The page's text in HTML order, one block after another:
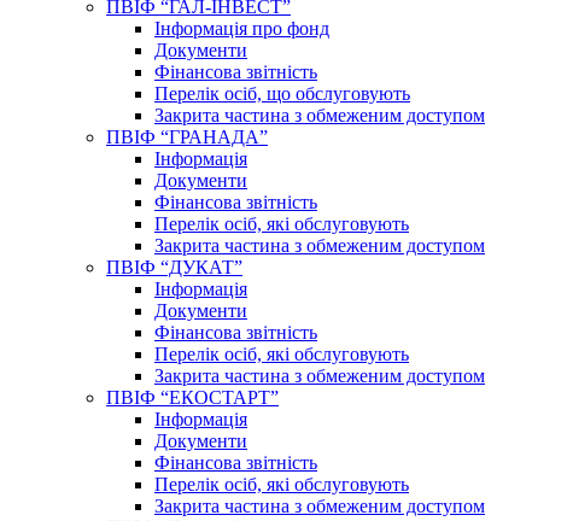
ПВІФ “ГАЛ-ІНВЕСТ”
Інформація про фонд
Документи
Фінансова звітність
Перелік осіб, що обслуговують
Закрита частина з обмеженим доступом
ПВІФ “ГРАНАДА”
Інформація
Документи
Фінансова звітність
Перелік осіб, які обслуговують
Закрита частина з обмеженим доступом
ПВІФ “ДУКАТ”
Інформація
Документи
Фінансова звітність
Перелік осіб, які обслуговують
Закрита частина з обмеженим доступом
ПВІФ “ЕКОСТАРТ”
Інформація
Документи
Фінансова звітність
Перелік осіб, які обслуговують
Закрита частина з обмеженим доступом